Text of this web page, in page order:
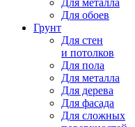
Для металла
Для обоев
Грунт
Для стен
и потолков
Для пола
Для металла
Для дерева
Для фасада
Для сложных